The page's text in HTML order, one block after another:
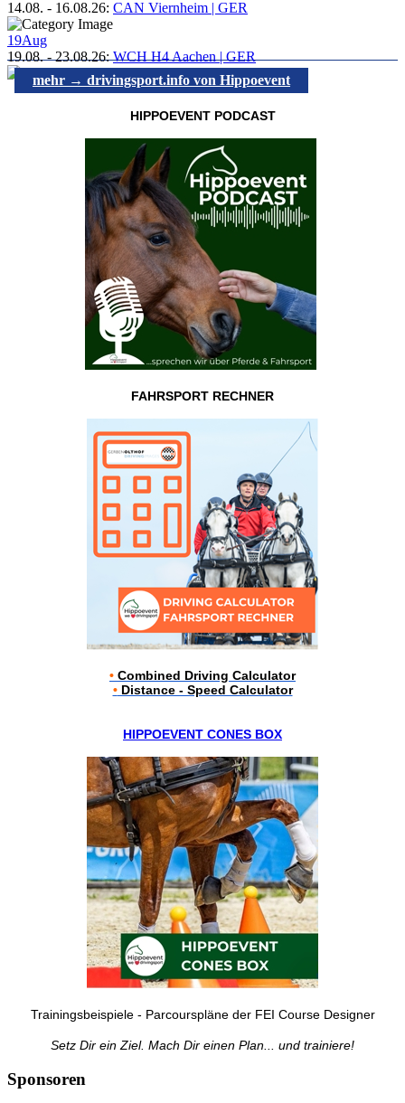
14.08. - 16.08.26: CAN Viernheim | GER
19Aug
19.08.-23.08.26:WCH H4 Aachen | GER
mehr → drivingsport.info von Hippoevent
HIPPOEVENT PODCAST
FAHRSPORT RECHNER
• Combined Driving Calculator
•Distance - Speed Calculator
HIPPOEVENT CONES BOX
Trainingsbeispiele - Parcourspläne der FEI Course Designer
Setz Dir ein Ziel. Mach Dir einen Plan... und trainiere!
Sponsoren